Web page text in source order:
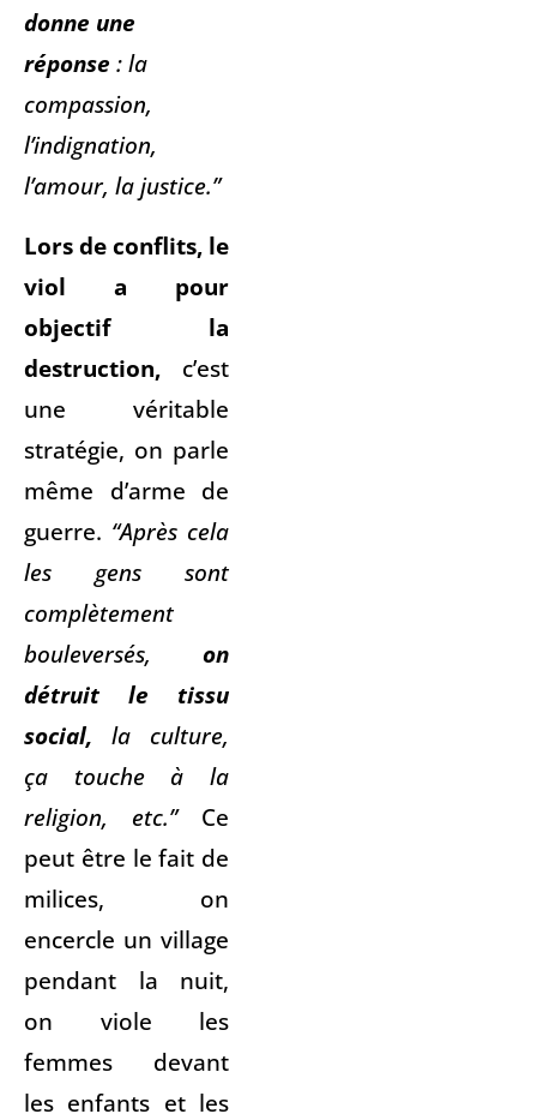
donne une
réponse : la
compassion,
l’indignation,
l’amour, la justice.”
Lors de conflits, le
viol a pour
objectif la
destruction, c’est
une véritable
stratégie, on parle
même d’arme de
guerre. “Après cela
les gens sont
complètement
bouleversés, on
détruit le tissu
social, la culture,
ça touche à la
religion, etc.” Ce
peut être le fait de
milices, on
encercle un village
pendant la nuit,
on viole les
femmes devant
les enfants et les